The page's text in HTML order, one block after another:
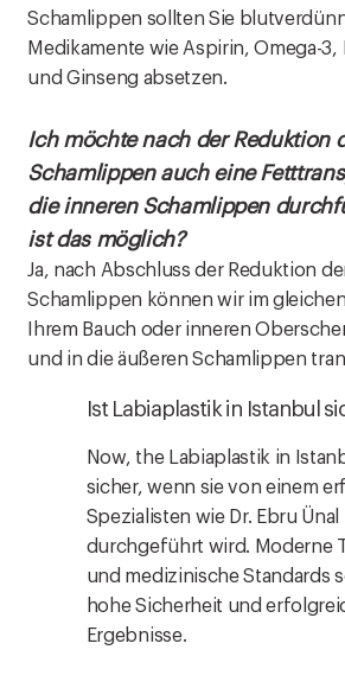
Schamlippen sollten Sie
Medikamente wie Aspirin, Omega-
und Ginseng absetzen.
Ich möchte nach der Reduktion
Schamlippen auch eine
die inneren Schamlippen
ist das möglich?
Ja, nach Abschluss der Reduktion
Schamlippen können wir im
Ihrem Bauch oder inneren
und in die äußeren Schamlippen
Ist Labiaplastik in Istanbul
Now, the Labiaplastik in
sicher, wenn sie von einem
Spezialisten wie Dr. Ebru Ünal
durchgeführt wird. Moderne
und medizinische Standards
hohe Sicherheit und
Ergebnisse.